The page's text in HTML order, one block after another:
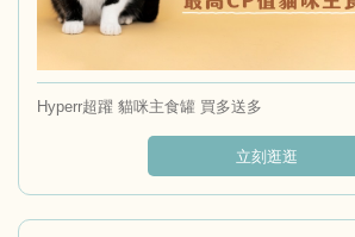
Hyperr超躍 貓咪主食罐 買多送多
立刻逛逛